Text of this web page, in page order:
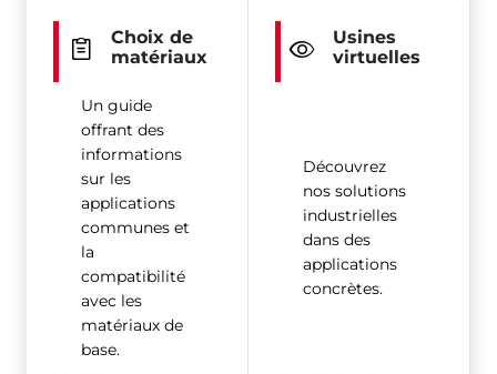
Choix de
matériaux
Un guide
offrant des
informations
sur les
applications
communes et
la
compatibilité
avec les
matériaux de
base.
Usines
virtuelles
Découvrez
nos solutions
industrielles
dans des
applications
concrètes.